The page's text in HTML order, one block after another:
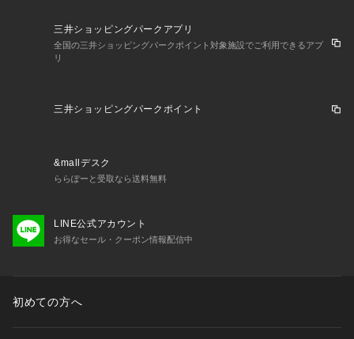
三井ショッピングパークアプリ
全国の三井ショッピングパークポイント対象施設でご利用できるアプ
リ
三井ショッピングパークポイント
&mallデスク
ららぽーと受取なら送料無料
LINE公式アカウント
お得なセール・クーポン情報配信中
初めての方へ